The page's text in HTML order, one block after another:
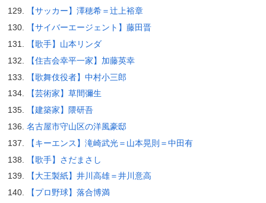
【サッカー】澤穂希＝辻上裕章
【サイバーエージェント】藤田晋
【歌手】山本リンダ
【住吉会幸平一家】加藤英幸
【歌舞伎役者】中村小三郎
【芸術家】草間彌生
【建築家】隈研吾
名古屋市守山区の洋風豪邸
【キーエンス】滝崎武光＝山本晃則＝中田有
【歌手】さだまさし
【大王製紙】井川高雄＝井川意高
【プロ野球】落合博満